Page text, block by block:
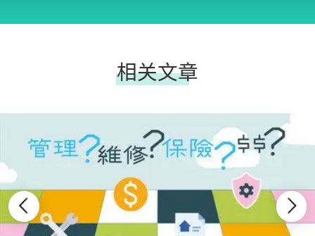
相关文章